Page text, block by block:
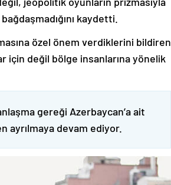
kaydetti.
özel önem verdiklerini bildiren
için değil bölge insanlarına yönelik
gereği Azerbaycan’a ait
ayrılmaya devam ediyor.